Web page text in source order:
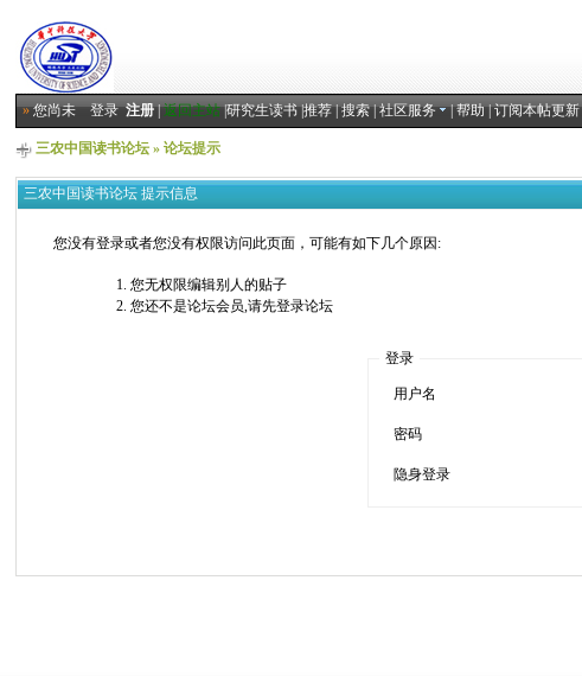
»您尚未登录 注册|返回主站|研究生读书|推荐|搜索|社区服务 |帮助|订阅本帖更新
三农中国读书论坛 » 论坛提示
三农中国读书论坛 提示信息
您没有登录或者您没有权限访问此页面，可能有如下几个原因:
您无权限编辑别人的贴子
您还不是论坛会员,请先登录论坛
登录
用户名
密码
隐身登录